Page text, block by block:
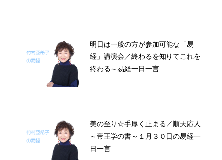
明日は一般の方が参加可能な「易
経」講演会／終わるを知りてこれを
終わる～易経一日一言
美の至り☆手厚く止まる／順天応人
～帝王学の書～１月３０日の易経一
日一言